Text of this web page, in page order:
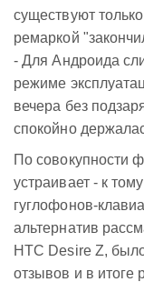
существуют
ремаркой
- Для Андроида
режиме
вечера без
спокойно
По совокупности
устраивает - к
гуглофонов-
альтернатив
HTC Desire Z,
отзывов и в итоге